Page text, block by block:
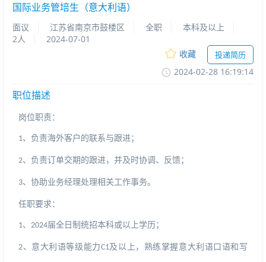
国际业务管培生（意大利语）
面议 江苏省南京市鼓楼区 全职
本科及以上
2人
2024-07-01
收藏
投递简历
2024-02-2816:19:14
职位描述
岗位职责：
1、负责海外客户的联系与跟进；
2、负责订单交期的跟进，并及时协调、反馈；
3、协助业务经理处理相关工作事务。
任职要求：
1、 2024届全日制统招本科或以上学历；
2、意大利语等级能力C1及以上，熟练掌握意大利语口语和写